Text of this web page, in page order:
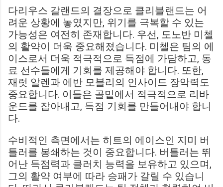
다리우스 갈랜드의 결장으로 클리블랜드는 어
려운 상황에 놓였지만, 위기를 극복할 수 있는
가능성은 여전히 존재합니다. 우선, 도노반 미첼
의 활약이 더욱 중요해졌습니다. 미첼은 팀의 에
이스로서 더욱 적극적으로 득점에 가담하고, 동
료 선수들에게 기회를 제공해야 합니다. 또한,
재럿 알렌과 에반 모블리의 인사이드 장악력도
중요합니다. 이들은 골밑에서 적극적으로 리바
운드를 잡아내고, 득점 기회를 만들어내야 합니
다.
수비적인 측면에서는 히트의 에이스인 지미 버
틀러를 봉쇄하는 것이 중요합니다. 버틀러는 뛰
어난 득점력과 클러치 능력을 보유하고 있으며,
그의 활약 여부에 따라 승패가 갈릴 수 있습니